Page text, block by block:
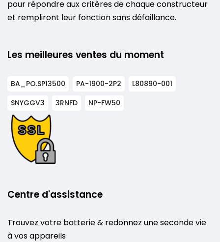
pour répondre aux critères de chaque constructeur
et rempliront leur fonction sans défaillance.
Les meilleures ventes du moment
BA_PO.SP13500 PA-1900-2P2
L80890-001
SNYGGV3
3RNFD NP-FW50
Centre d'assistance
Trouvez votre batterie & redonnez une seconde vie
à vos appareils